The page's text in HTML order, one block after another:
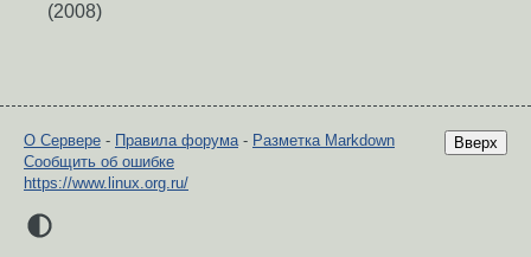
(2008)
Вверх
О Сервере - Правила форума- Разметка Markdown
Сообщить об ошибке
https://www.linux.org.ru/